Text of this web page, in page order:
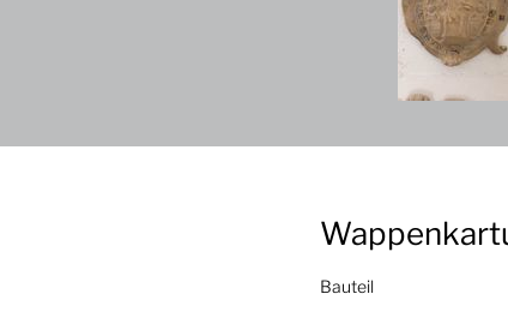
Bauteil